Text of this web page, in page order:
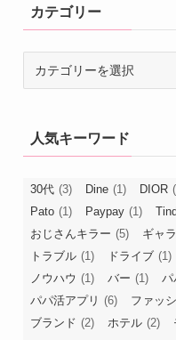
カテゴリー
ー人気キーワード
30代 (3) Dine (1) DIOR
Pato (1) Paypay (1)
おじさんキラー (5) ギャ
トラブル (1) ドライブ (1)
ノウハウ (1) バー (1) パ
パパ活アプリ (6) ファッ
ブランド (2) ホテル (2)